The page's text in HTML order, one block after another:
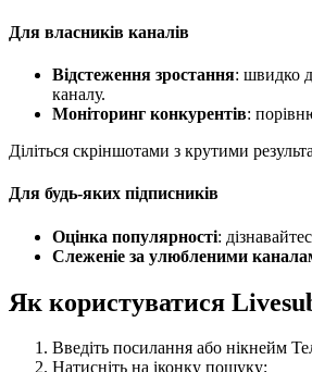
Для власників каналів
Відстеження зростання: швидко
каналу.
Моніторинг конкурентів:
Діліться скріншотами з крутими
Для будь-яких підписників
Оцінка популярності:
Слеженіе за улюбленими
Як користуватися
Введіть посилання або нікнейм
Натисніть на іконку пошуку;